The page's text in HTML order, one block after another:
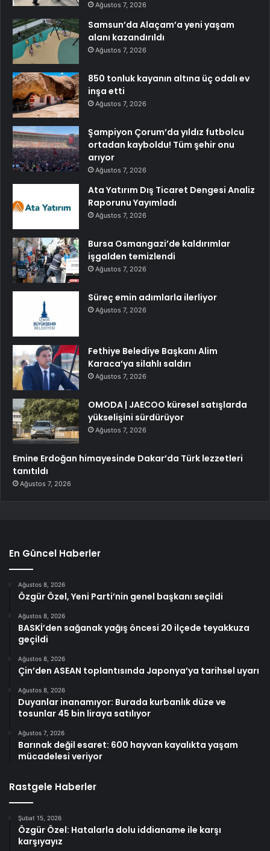
Ağustos 7, 2026
Samsun’da Alaçam’a yeni yaşam
alanı kazandırıldı
Ağustos 7, 2026
850 tonluk kayanın altına üç odalı ev
inşa etti
Ağustos 7, 2026
Şampiyon Çorum’da yıldız futbolcu
ortadan kayboldu! Tüm şehir onu
arıyor
Ağustos 7, 2026
Ata Yatırım Dış Ticaret Dengesi Analiz
Raporunu Yayımladı
Ağustos 7, 2026
Bursa Osmangazi’de kaldırımlar
işgalden temizlendi
Ağustos 7, 2026
Süreç emin adımlarla ilerliyor
Ağustos 7, 2026
Fethiye Belediye Başkanı Alim
Karaca’ya silahlı saldırı
Ağustos 7, 2026
OMODA | JAECOO küresel satışlarda
yükselişini sürdürüyor
Ağustos 7, 2026
Emine Erdoğan himayesinde Dakar’da Türk lezzetleri
tanıtıldı
Ağustos 7, 2026
En Güncel Haberler
Ağustos 8, 2026
Özgür Özel, Yeni Parti’nin genel başkanı seçildi
Ağustos 8, 2026
BASKİ’den sağanak yağış öncesi 20 ilçede teyakkuza
geçildi
Ağustos 8, 2026
Çin’den ASEAN toplantısında Japonya’ya tarihsel uyarı
Ağustos 8, 2026
Duyanlar inanamıyor: Burada kurbanlık düze ve
tosunlar 45 bin liraya satılıyor
Ağustos 7, 2026
Barınak değil esaret: 600 hayvan kayalıkta yaşam
mücadelesi veriyor
Rastgele Haberler
Şubat 15, 2026
Özgür Özel: Hatalarla dolu iddianame ile karşı
karşıyayız